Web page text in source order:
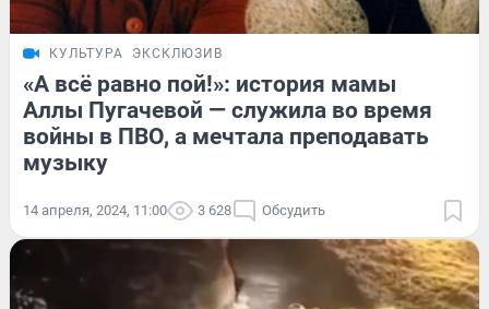
КУЛЬТУРА ЭКСКЛЮЗИВ
«А всё равно пой!»: история мамы
Аллы Пугачевой — служила во время
войны в ПВО, а мечтала преподавать
музыку
14 апреля, 2024, 11:00 3 628 Обсудить